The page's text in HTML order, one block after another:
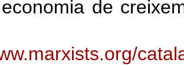
economia de